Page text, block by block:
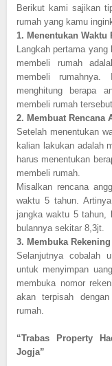
Berikut kami sajikan
rumah yang kamu
1. Menentukan Waktu
Langkah pertama
membeli rumah
membeli
menghitung berapa
membeli rumah
2. Membuat Rencana
Setelah menentukan
kalian lakukan adalah
harus menentukan
membeli rumah.
Misalkan rencana
waktu 5 tahun.
jangka waktu 5 tahun,
bulannya sekitar 8,3jt.
3. Membuka Rekening
Selanjutnya cobalah
untuk menyimpan
membuka nomor
akan terpisah
rumah.
“Trabas Property
Jogja”